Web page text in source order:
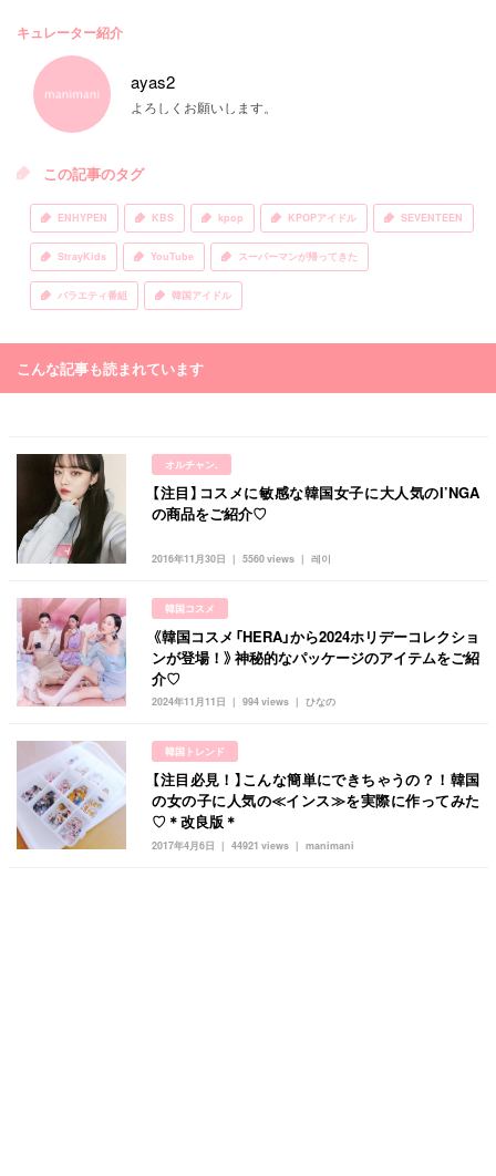
キュレーター紹介
ayas2
よろしくお願いします。
この記事のタグ
ENHYPEN KBS kpop KPOPアイドル SEVENTEEN
StrayKids YouTube スーパーマンが帰ってきた
バラエティ番組 韓国アイドル
こんな記事も読まれています
オルチャン.
2016年11月30日 레이
5560 views
【注目】コスメに敏感な韓国女子に大人気のI’NGA
の商品をご紹介♡
韓国コスメ
2024年11月11日 ひなの
994 views
《韓国コスメ「HERA」から2024ホリデーコレクショ
ンが登場！》神秘的なパッケージのアイテムをご紹
介♡
韓国トレンド
2017年4月6日 manimani
44921 views
【注目必見！】こんな簡単にできちゃうの？！韓国
の女の子に人気の≪インス≫を実際に作ってみた
♡＊改良版＊